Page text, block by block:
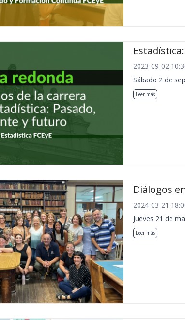
2023-09-02
Sábado 2 de
Leer más
Diálogos
2024-03-21
Jueves 21 de
Leer más